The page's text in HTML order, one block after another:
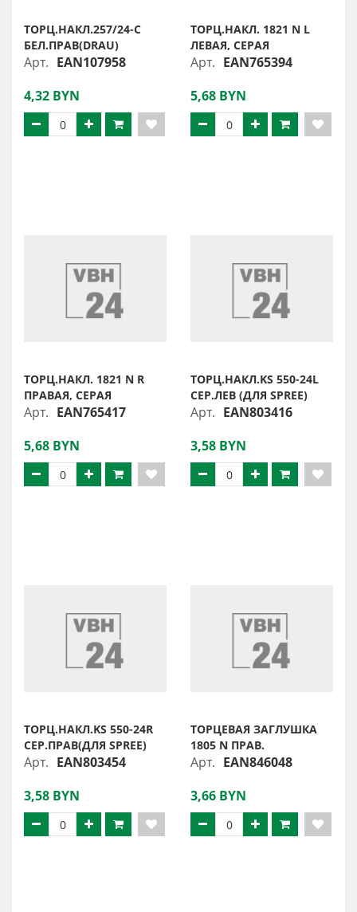
ТОРЦ.НАКЛ.257/24-С
БЕЛ.ПРАВ(DRAU)
Арт. EAN107958
4,32 BYN
ТОРЦ.НАКЛ. 1821 N L
ЛЕВАЯ, СЕРАЯ
Арт. EAN765394
5,68 BYN
ТОРЦ.НАКЛ. 1821 N R
ПРАВАЯ, СЕРАЯ
Арт. EAN765417
5,68 BYN
ТОРЦ.НАКЛ.KS 550-24L
СЕР.ЛЕВ (ДЛЯ SPREE)
Арт. EAN803416
3,58 BYN
ТОРЦ.НАКЛ.KS 550-24R
СЕР.ПРАВ(ДЛЯ SPREE)
Арт. EAN803454
3,58 BYN
ТОРЦЕВАЯ ЗАГЛУШКА
1805 N ПРАВ.
Арт. EAN846048
3,66 BYN